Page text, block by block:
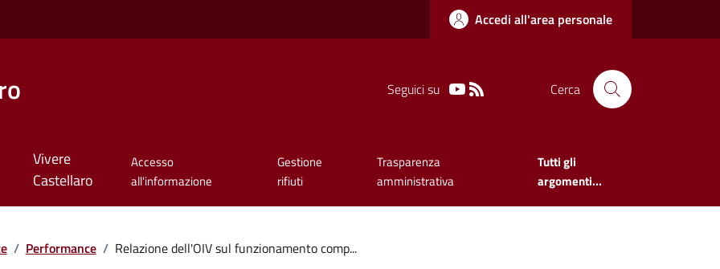
Accedi all'area personale
Seguici su Cerca
Vivere
Castellaro
Accesso
all'informazione
Gestione
rifiuti
Trasparenza
amministrativa
Tutti gli
argomenti...
/ Performance / Relazione dell'OIV sul funzionamento comp...